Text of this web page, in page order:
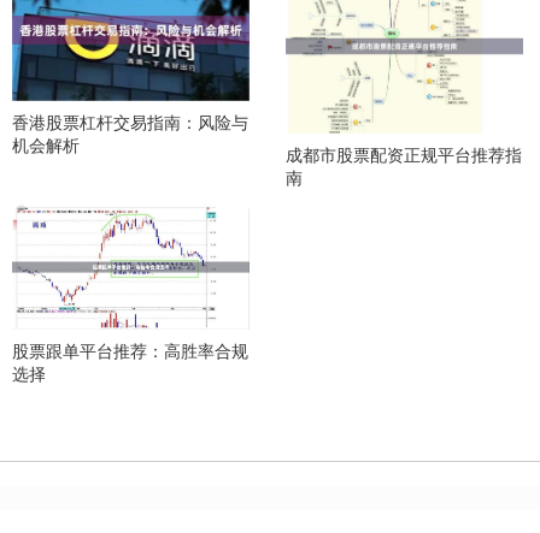
香港股票杠杆交易指南：风险与
机会解析
成都市股票配资正规平台推荐指
南
股票跟单平台推荐：高胜率合规
选择